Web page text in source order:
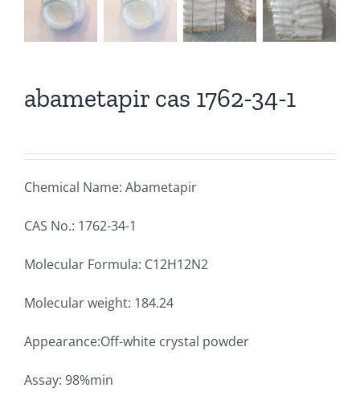
abametapir cas 1762-34-1
Chemical Name: Abametapir
CAS No.: 1762-34-1
Molecular Formula: C12H12N2
Molecular weight: 184.24
Appearance:Off-white crystal powder
Assay: 98%min